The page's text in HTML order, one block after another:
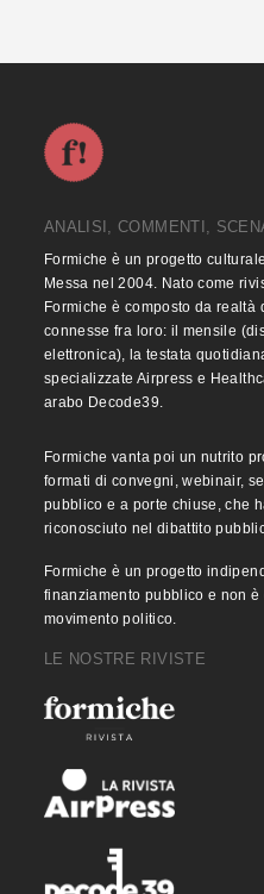
ANALISI, COMMENTI,
Formiche è un progetto
Messa nel 2004. Nato come
Formiche è composto da realtà
connesse fra loro: il mensile
elettronica), la testata
specializzate Airpress e
arabo Decode39.
Formiche vanta poi un nutrito
formati di convegni, webinair,
pubblico e a porte chiuse, che
riconosciuto nel dibattito
Formiche è un progetto
finanziamento pubblico e non
movimento politico.
LE NOSTRE RIVISTE